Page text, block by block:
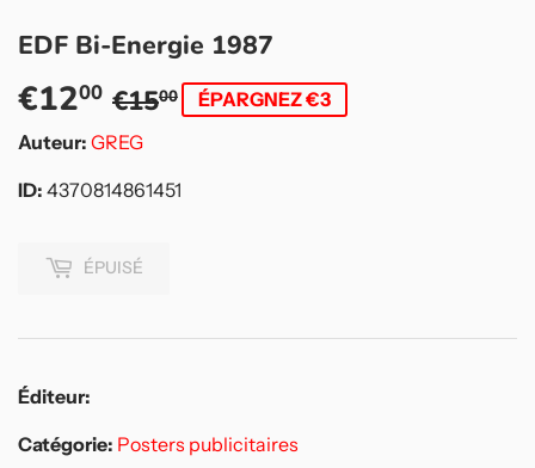
EDF Bi-Energie 1987
€1200 €1500Prix
€15,00
Prix
€12,00
ÉPARGNEZ €3
Auteur: GREG
ID: 4370814861451
ÉPUISÉ
Éditeur:
Catégorie: Posters publicitaires